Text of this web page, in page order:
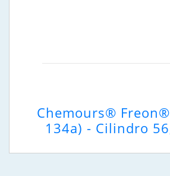
Chemours®
134a) - Cilindro